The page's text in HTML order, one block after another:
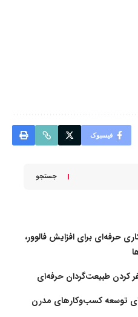
فیسبوک
جستجو
حرفه‌ای برای افزایش فالوور،
کردن طبیعت‌گردان حرفه‌ای
توسعه کسب‌وکارهای مدرن